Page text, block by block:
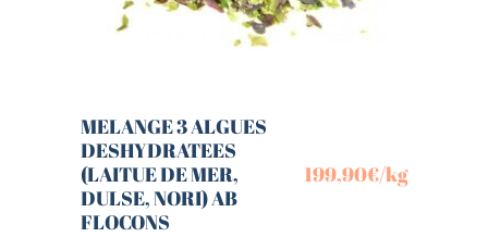
MELANGE 3 ALGUES
DESHYDRATEES
(LAITUE DE MER,
DULSE, NORI) AB
FLOCONS
199,90€/kg